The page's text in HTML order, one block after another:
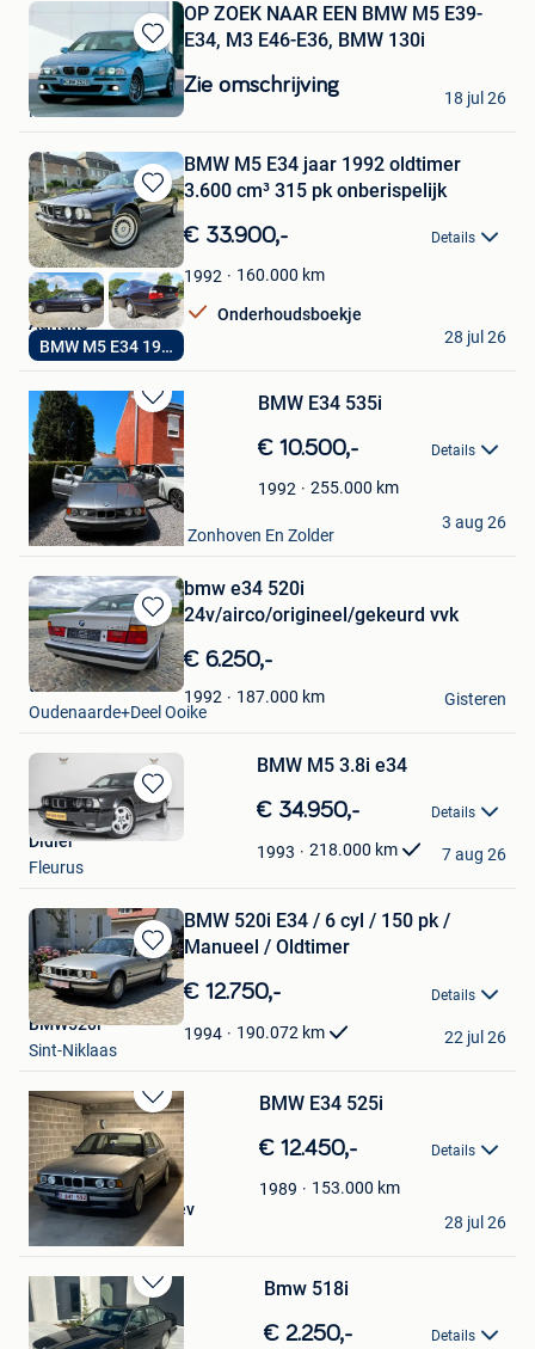
Bewaren
in
Mijn
Favorieten
OP ZOEK NAAR EEN BMW M5 E39-
E34, M3 E46-E36, BMW 130i
Zie omschrijving
M-K
Mouscron
18 jul 26
Bewaren
in
Mijn
Favorieten
BMW M5 E34 1992
BMW M5 E34 jaar 1992 oldtimer
3.600 cm³ 315 pk onberispelijk
€ 33.900,- Details
1992 160.000 km
Onderhoudsboekje
Adriano
Gerpinnes
28 jul 26
Bewaren
in
Mijn
Favorieten
BMW E34 535i
€ 10.500,- Details
1992 255.000 km
Sammi Gielen
Houthalen+ Deel Van Zonhoven En Zolder
3 aug 26
Bewaren
in
Mijn
Favorieten
bmw e34 520i
24v/airco/origineel/gekeurd vvk
€ 6.250,-
1992 187.000 km
thieu
Oudenaarde+Deel Ooike
Gisteren
Bewaren
in
BMW M5 3.8i e34
€ 34.950,- Details
1993 218.000 km
Didier
Fleurus
7 aug 26
Bewaren
in
Mijn
Favorieten
BMW 520i E34 / 6 cyl / 150 pk /
Manueel / Oldtimer
€ 12.750,- Details
1994 190.072 km
BMW520i
Sint-Niklaas
22 jul 26
Bewaren
in
Mijn
Favorieten
BMW E34 525i
€ 12.450,- Details
1989 153.000 km
Magomed Tuturzayev
Farciennes
28 jul 26
Bewaren
in
Mijn
Bmw 518i
€ 2.250,- Details